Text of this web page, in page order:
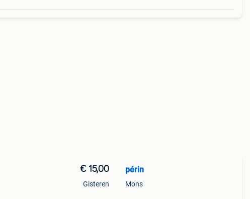
€ 15,00
Gisteren
périn
Mons